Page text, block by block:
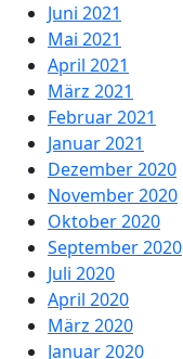
Juni 2021
Mai 2021
April 2021
März 2021
Februar 2021
Januar 2021
Dezember 2020
November 2020
Oktober 2020
September 2020
Juli 2020
April 2020
März 2020
Januar 2020